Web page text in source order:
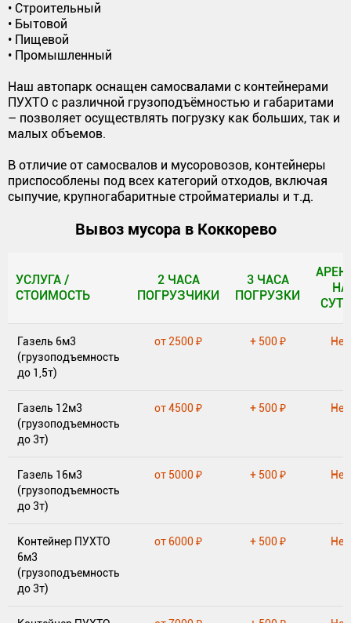
• Строительный
• Бытовой
• Пищевой
• Промышленный
Наш автопарк оснащен самосвалами с контейнерами
ПУХТО с различной грузоподъёмностью и габаритами
– позволяет осуществлять погрузку как больших, так и
малых объемов.
В отличие от самосвалов и мусоровозов, контейнеры
приспособлены под всех категорий отходов, включая
сыпучие, крупногабаритные стройматериалы и т.д.
Вывоз мусора в Коккорево
УСЛУГА /
СТОИМОСТЬ
2 ЧАСА
ПОГРУЗЧИКИ
3 ЧАСА
ПОГРУЗКИ
НА
СТОИМОСТЬ
ПОГРУЗЧИКИ
ПОГРУЗКИ
НА
Газель 6м3
(грузоподъемность
до 1,5т)
от 2500 ₽ + 500 ₽ Нет
Газель 12м3
(грузоподъемность
до 3т)
от 4500 ₽ + 500 ₽ Нет
Газель 16м3
(грузоподъемность
до 3т)
от 5000 ₽ + 500 ₽ Нет
Контейнер ПУХТО
6м3
(грузоподъемность
до 3т)
от 6000 ₽ + 500 ₽ Нет